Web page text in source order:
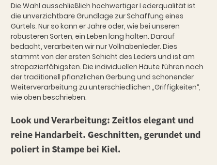
Die Wahl ausschließlich hochwertiger Lederqualität ist
die unverzichtbare Grundlage zur Schaffung eines
Gürtels. Nur so kann er Jahre oder, wie bei unseren
robusteren Sorten, ein Leben lang halten. Darauf
bedacht, verarbeiten wir nur Vollnabenleder. Dies
stammt von der ersten Schicht des Leders und ist am
strapazierfähigsten. Die individuellen Häute führen nach
der traditionell pflanzlichen Gerbung und schonender
Weiterverarbeitung zu unterschiedlichen „Griffigkeiten“,
wie oben beschrieben.
Look und Verarbeitung: Zeitlos elegant und
reine Handarbeit. Geschnitten, gerundet und
poliert in Stampe bei Kiel.